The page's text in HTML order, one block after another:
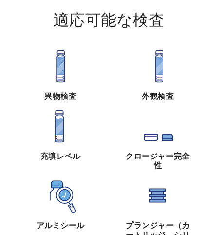
適応可能な検査
異物検査 外観検査
充填レベル
クロージャー完全
性
アルミシール
プランジャー（カ